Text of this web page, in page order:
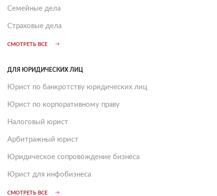
Семейные дела
Страховые дела
СМОТРЕТЬ ВСЕ
ДЛЯ ЮРИДИЧЕСКИХ ЛИЦ
Юрист по банкротству юридических лиц
Юрист по корпоративному праву
Налоговый юрист
Арбитражный юрист
Юридическое сопровождение бизнеса
Юрист для инфобизнеса
СМОТРЕТЬ ВСЕ